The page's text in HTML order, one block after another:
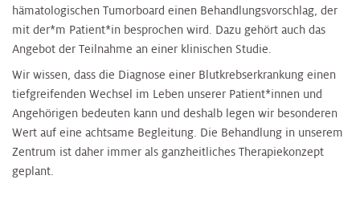
hämatologischen Tumorboard einen Behandlungsvorschlag, der
mit der*m Patient*in besprochen wird. Dazu gehört auch das
Angebot der Teilnahme an einer klinischen Studie.
Wir wissen, dass die Diagnose einer Blutkrebserkrankung einen
tiefgreifenden Wechsel im Leben unserer Patient*innen und
Angehörigen bedeuten kann und deshalb legen wir besonderen
Wert auf eine achtsame Begleitung. Die Behandlung in unserem
Zentrum ist daher immer als ganzheitliches Therapiekonzept
geplant.